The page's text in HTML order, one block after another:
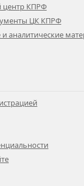
КПРФ
ЦК КПРФ
аналитические